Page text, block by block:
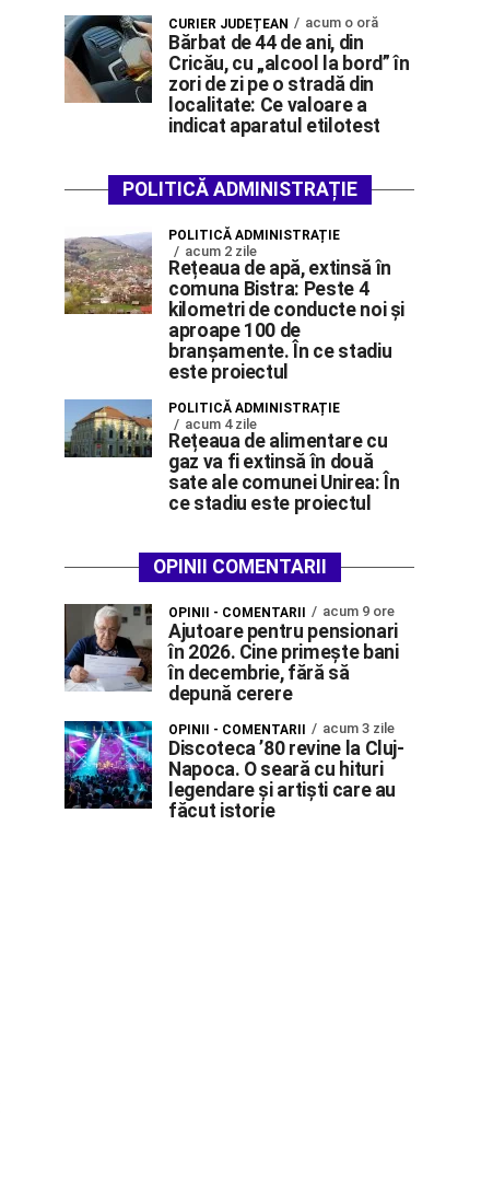
CURIER JUDEȚEAN acum o oră
Bărbat de 44 de ani, din
Cricău, cu „alcool la bord” în
zori de zi pe o stradă din
localitate: Ce valoare a
indicat aparatul etilotest
POLITICĂ ADMINISTRAȚIE
POLITICĂ ADMINISTRAȚIE
acum 2 zile
Rețeaua de apă, extinsă în
comuna Bistra: Peste 4
kilometri de conducte noi și
aproape 100 de
branșamente. În ce stadiu
este proiectul
POLITICĂ ADMINISTRAȚIE
acum 4 zile
Rețeaua de alimentare cu
gaz va fi extinsă în două
sate ale comunei Unirea: În
ce stadiu este proiectul
OPINII COMENTARII
OPINII - COMENTARII acum 9 ore
Ajutoare pentru pensionari
în 2026. Cine primește bani
în decembrie, fără să
depună cerere
OPINII - COMENTARII acum 3 zile
Discoteca ’80 revine la Cluj-
Napoca. O seară cu hituri
legendare și artiști care au
făcut istorie